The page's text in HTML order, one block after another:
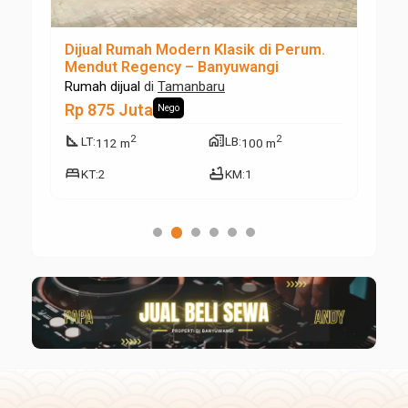
Dijual Rumah Modern Klasik di Perum.
Mendut Regency – Banyuwangi
Rumah dijual di Tamanbaru
Rp 875 Juta Nego
square_footLT:112 m2 maps_home_workLB:100 m2
bedKT:2 bathtubKM:1